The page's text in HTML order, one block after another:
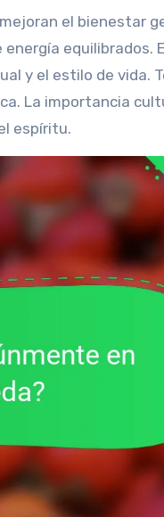
el bienestar
equilibrados.
y el estilo de vida.
La importancia
espíritu.